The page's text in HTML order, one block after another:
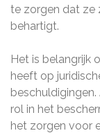
te zorgen dat ze
behartigt.
Het is belangrijk
heeft op
rol in het
het zorgen voor